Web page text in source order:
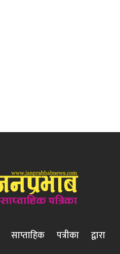
साप्ताहिक पत्रीका द्वारा